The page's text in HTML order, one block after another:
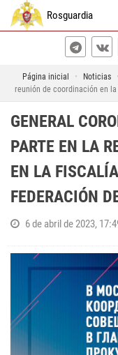
Rosguardia
Página inicial Noticias
reunión de coordinación en
GENERAL
PARTE EN LA
EN LA
FEDERACIÓN
6 de abril de 2023,